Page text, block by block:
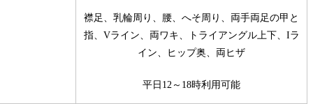
襟足、乳輪周り、腰、へそ周り、両手両足の甲と
指、Vライン、両ワキ、トライアングル上下、Iラ
イン、ヒップ奥、両ヒザ
平日12～18時利用可能